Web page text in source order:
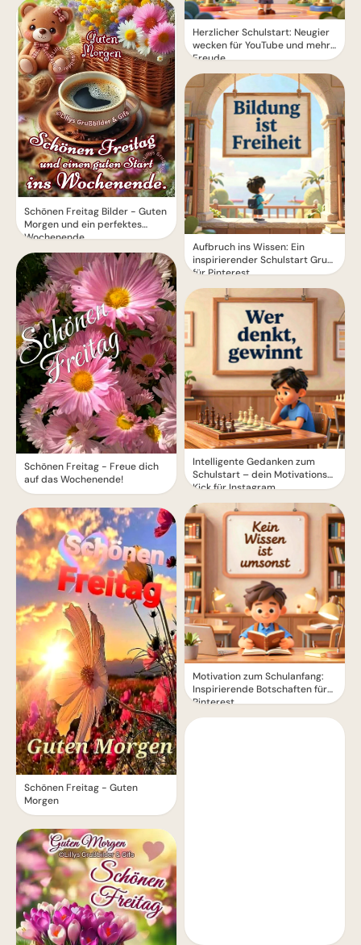
Schönen Freitag Bilder - Guten
Morgen und ein perfektes
Wochenende
Schönen Freitag - Freue dich
auf das Wochenende!
Schönen Freitag - Guten
Morgen
Herzlicher Schulstart: Neugier
wecken für YouTube und mehr
Freude
Aufbruch ins Wissen: Ein
inspirierender Schulstart Gruß
für Pinterest
Intelligente Gedanken zum
Schulstart – dein Motivations-
Kick für Instagram
Motivation zum Schulanfang:
Inspirierende Botschaften für
Pinterest